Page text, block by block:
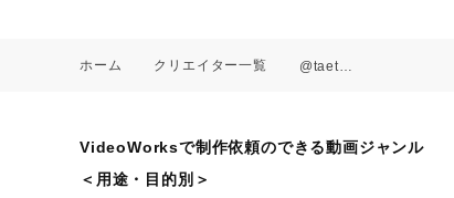
ホーム クリエイター一覧 @taetae.07
VideoWorksで制作依頼のできる動画ジャンル
＜用途・目的別＞